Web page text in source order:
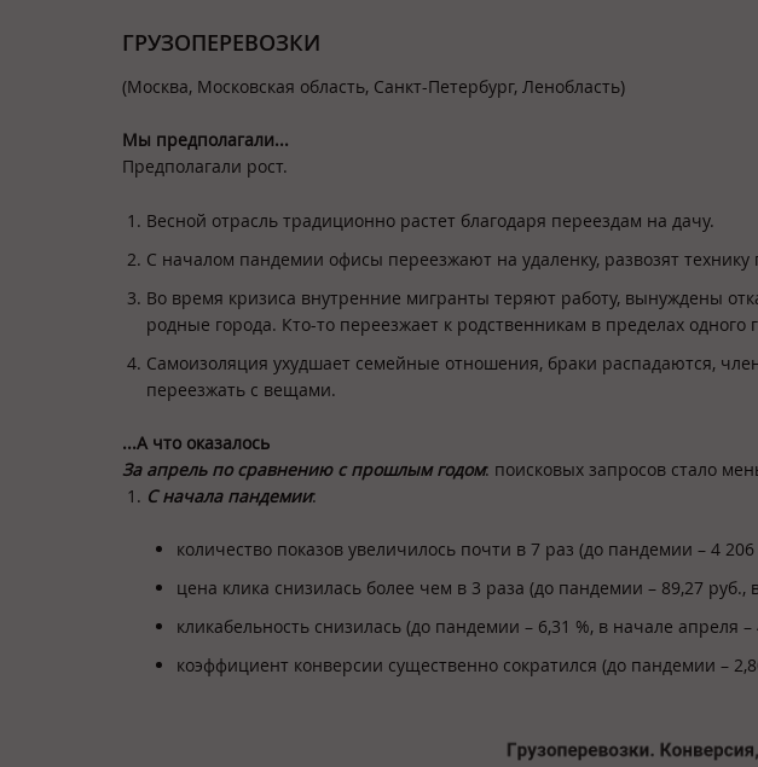
ГРУЗОПЕРЕВОЗКИ
(Москва, Московская область, Санкт-Петербург, Ленобласть)
Мы предполагали...
Предполагали рост.
Весной отрасль традиционно растет благодаря переездам на дачу.
С началом пандемии офисы переезжают на удаленку, развозят технику
Во время кризиса внутренние мигранты теряют работу, вынуждены
родные города. Кто-то переезжает к родственникам в пределах одного
Самоизоляция ухудшает семейные отношения, браки распадаются,
переезжать с вещами.
...А что оказалось
За апрель по сравнению с прошлым годом: поисковых запросов стало
С начала пандемии:
количество показов увеличилось почти в 7 раз (до пандемии – 4
цена клика снизилась более чем в 3 раза (до пандемии – 89,27 руб.,
кликабельность снизилась (до пандемии – 6,31 %, в начале апреля –
коэффициент конверсии существенно сократился (до пандемии –